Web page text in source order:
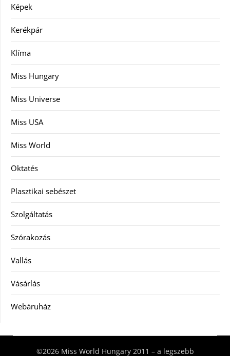
Képek
Kerékpár
Klíma
Miss Hungary
Miss Universe
Miss USA
Miss World
Oktatés
Plasztikai sebészet
Szolgáltatás
Szórakozás
Vallás
Vásárlás
Webáruház
©2026 Miss World Hungary 2011 – a legszebb